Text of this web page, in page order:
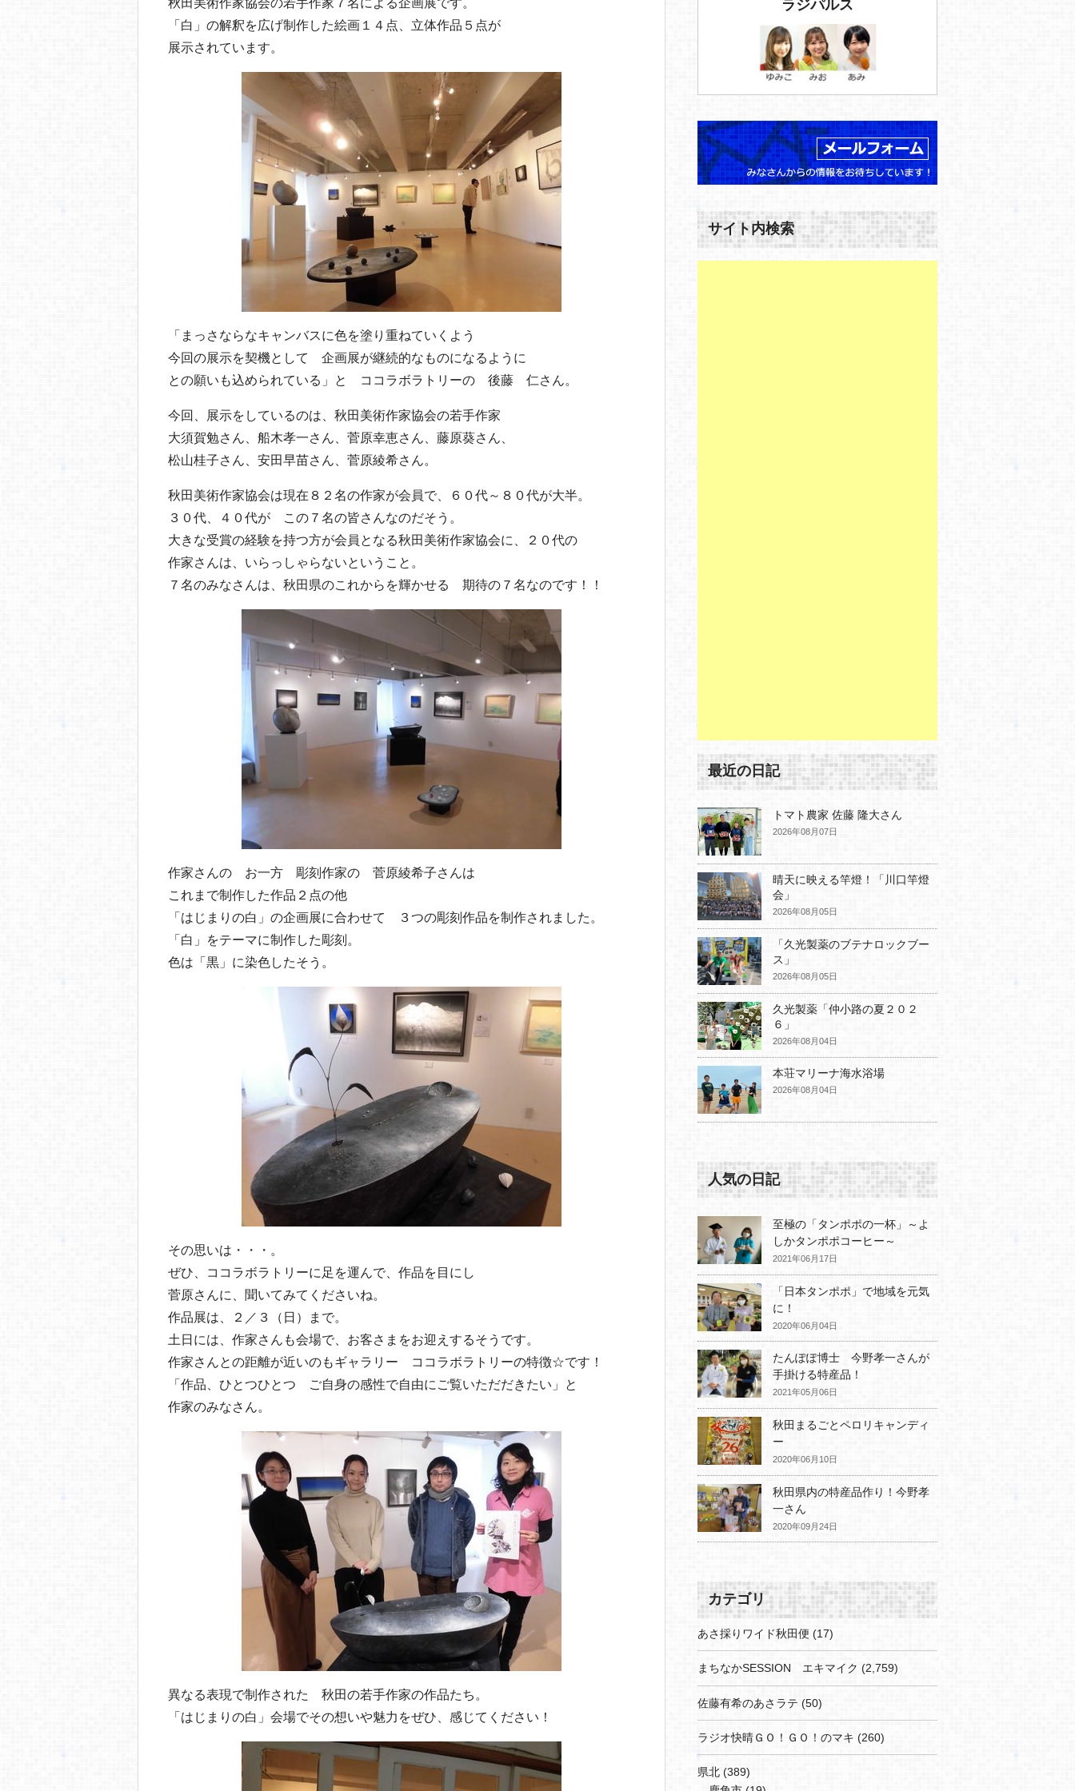
秋田美術作家協会の若手作家７名による企画展です。
「白」の解釈を広げ制作した絵画１４点、立体作品５点が
展示されています。
「まっさならなキャンバスに色を塗り重ねていくよう
今回の展示を契機として 企画展が継続的なものになるように
との願いも込められている」と ココラボラトリーの 後藤 仁さん。
今回、展示をしているのは、秋田美術作家協会の若手作家
大須賀勉さん、船木孝一さん、菅原幸恵さん、藤原葵さん、
松山桂子さん、安田早苗さん、菅原綾希さん。
秋田美術作家協会は現在８２名の作家が会員で、６０代～８０代が大半。
３０代、４０代が この７名の皆さんなのだそう。
大きな受賞の経験を持つ方が会員となる秋田美術作家協会に、２０代の
作家さんは、いらっしゃらないということ。
７名のみなさんは、秋田県のこれからを輝かせる 期待の７名なのです！！
作家さんの お一方 彫刻作家の 菅原綾希子さんは
これまで制作した作品２点の他
「はじまりの白」の企画展に合わせて ３つの彫刻作品を制作されました。
「白」をテーマに制作した彫刻。
色は「黒」に染色したそう。
その思いは・・・。
ぜひ、ココラボラトリーに足を運んで、作品を目にし
菅原さんに、聞いてみてくださいね。
作品展は、２／３（日）まで。
土日には、作家さんも会場で、お客さまをお迎えするそうです。
作家さんとの距離が近いのもギャラリー ココラボラトリーの特徴☆です！
「作品、ひとつひとつ ご自身の感性で自由にご覧いただだきたい」と
作家のみなさん。
異なる表現で制作された 秋田の若手作家の作品たち。
「はじまりの白」会場でその想いや魅力をぜひ、感じてください！
ラジパルス
サイト内検索
最近の日記
トマト農家 佐藤 隆大さん
2026年08月07日
晴天に映える竿燈！「川口竿燈
会」
2026年08月05日
「久光製薬のブテナロックブー
ス」
2026年08月05日
久光製薬「仲小路の夏２０２
６」
2026年08月04日
本荘マリーナ海水浴場
2026年08月04日
人気の日記
至極の「タンポポの一杯」～よ
しかタンポポコーヒー～
2021年06月17日
「日本タンポポ」で地域を元気
に！
2020年06月04日
たんぽぽ博士 今野孝一さんが
手掛ける特産品！
2021年05月06日
秋田まるごとペロリキャンディ
ー
2020年06月10日
秋田県内の特産品作り！今野孝
一さん
2020年09月24日
カテゴリ
あさ採りワイド秋田便 (17)
まちなかSESSION エキマイク (2,759)
佐藤有希のあさラテ (50)
ラジオ快晴ＧＯ！ＧＯ！のマキ (260)
県北 (389)